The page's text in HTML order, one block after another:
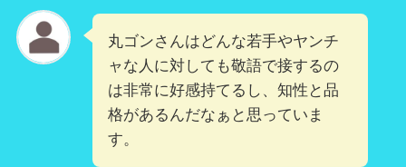
丸ゴンさんはどんな若手やヤンチ
ャな人に対しても敬語で接するの
は非常に好感持てるし、知性と品
格があるんだなぁと思っていま
す。